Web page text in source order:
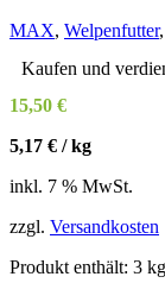
MAX, Welpenfutter,
Kaufen und
15,50 €
5,17 € /kg
inkl. 7 % MwSt.
zzgl. Versandkosten
Produkt enthält: 3 kg